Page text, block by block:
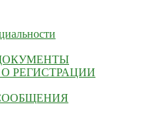
РЕГИСТРАЦИИ